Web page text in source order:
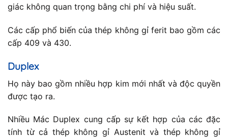
giác không quan trọng bằng chi phí và hiệu suất.
Các cấp phổ biến của thép không gỉ ferit bao gồm các
cấp 409 và 430.
Duplex
Họ này bao gồm nhiều hợp kim mới nhất và độc quyền
được tạo ra.
Nhiều Mác Duplex cung cấp sự kết hợp của các đặc
tính từ cả thép không gỉ Austenit và thép không gỉ